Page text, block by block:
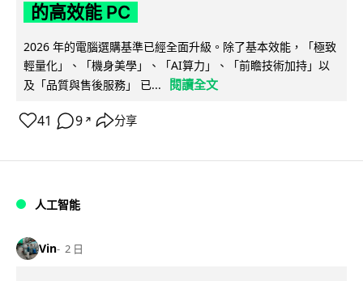
的高效能 PC
2026 年的電腦選購基準已經全面升級。除了基本效能，「極致
輕量化」、「機身美學」、「AI算力」、「前瞻技術加持」以
及「品質與售後服務」 已...
閱讀全文
41 9 ↗ 分享
人工智能
Vin 2 日